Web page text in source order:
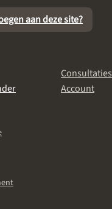
aan deze site?
Consultaties
Account